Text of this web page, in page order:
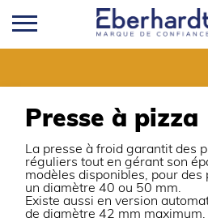
Presse à pizza
La presse à froid garantit des
réguliers tout en gérant son
modèles disponibles, pour des
un diamètre 40 ou 50 mm.
Existe aussi en version
de diamètre 42 mm maximum.